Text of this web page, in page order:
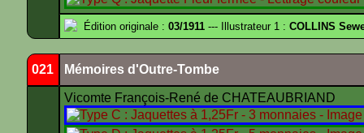
Édition originale : 03/1911 --- Illustrateur 1 : COLLINS
021 Mémoires d'Outre-Tombe
Vicomte François-René de CHATEAUBRIAND